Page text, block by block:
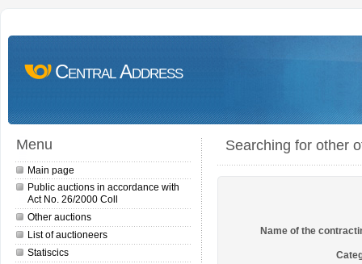
Central Address
Menu
Main page
Public auctions in accordance with
Act No. 26/2000 Coll
Other auctions
List of auctioneers
Statiscics
Searching for other
Name of the